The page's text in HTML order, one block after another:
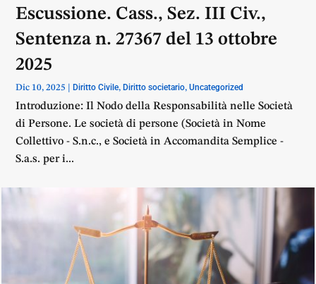
Escussione. Cass., Sez. III Civ.,
Sentenza n. 27367 del 13 ottobre
2025
Dic 10, 2025 Diritto Civile, Diritto societario,Uncategorized
Introduzione: Il Nodo della Responsabilità nelle Società
di Persone. Le società di persone (Società in Nome
Collettivo - S.n.c., e Società in Accomandita Semplice -
S.a.s. per i...